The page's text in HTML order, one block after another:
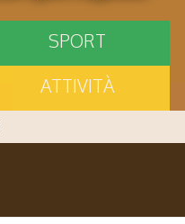
SPORT
ATTIVITÀ